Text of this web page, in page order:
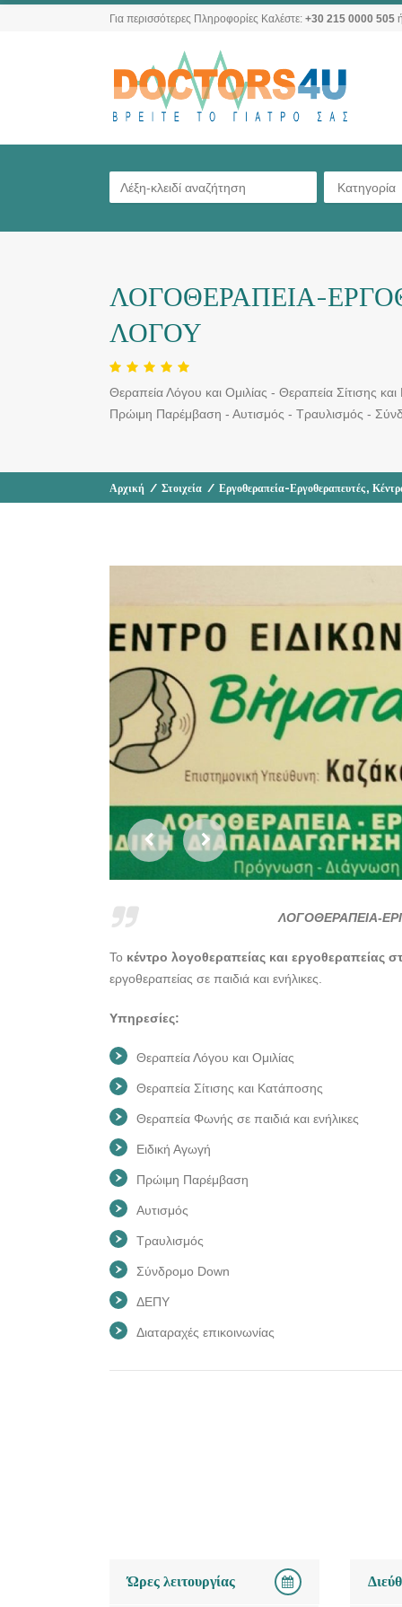
Για περισσότερες Πληροφορίες Καλέστε: +30 215 0000 505
Κατηγορία
ΛΟΓΟΘΕΡΑΠΕΙΑ-
ΛΟΓΟΥ
Θεραπεία Λόγου και Ομιλίας - Θεραπεία Σίτισης
Πρώιμη Παρέμβαση - Αυτισμός - Τραυλισμός -
Αρχική / Στοιχεία / Εργοθεραπεία-Εργοθεραπευτές,
ΛΟΓΟΘΕΡΑΠΕΙΑ-
Το κέντρο λογοθεραπείας και εργοθεραπείας
εργοθεραπείας σε παιδιά και ενήλικες.
Υπηρεσίες:
Θεραπεία Λόγου και Ομιλίας
Θεραπεία Σίτισης και Κατάποσης
Θεραπεία Φωνής σε παιδιά και ενήλικες
Ειδική Αγωγή
Πρώιμη Παρέμβαση
Αυτισμός
Τραυλισμός
Σύνδρομο Down
ΔΕΠΥ
Διαταραχές επικοινωνίας
Ώρες λειτουργίας